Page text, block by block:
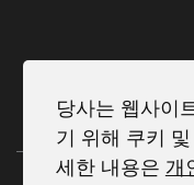
당사는 웹사이
기 위해 쿠키
세한 내용은 개